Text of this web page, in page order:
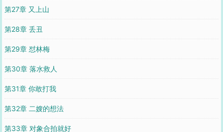
第27章 又上山
第28章 丢丑
第29章 怼林梅
第30章 落水救人
第31章 你敢打我
第32章 二嫂的想法
第33章 对象合拍就好